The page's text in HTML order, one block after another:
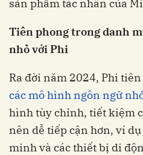
sản phẩm tác nhân của
Tiên phong trong danh
nhỏ với Phi
Ra đời năm 2024, Phi
các mô hình ngôn ngữ
hình tùy chỉnh, tiết kiệm
nên dễ tiếp cận hơn, ví
minh và các thiết bị di